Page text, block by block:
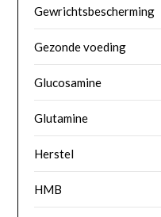
Gewrichtsbescherming
Gezonde voeding
Glucosamine
Glutamine
Herstel
HMB